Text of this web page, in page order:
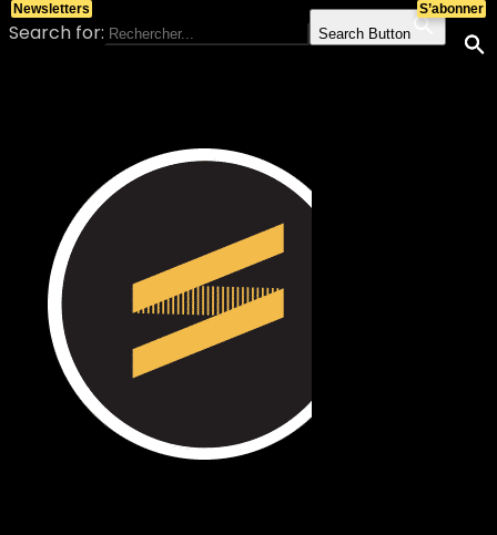
Search for: Search Button
S’abonner
Newsletters